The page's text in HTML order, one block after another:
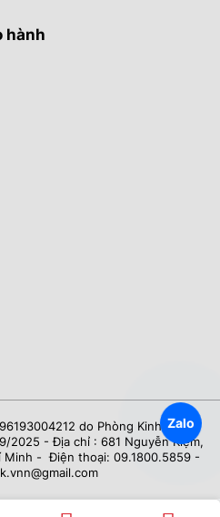
hành
do Phòng Kinh Tế Hạ
2025 - Địa chỉ : 681 Nguyễn Kiệm,
Minh - Điện thoại: 09.1800.5859 -
Zalo